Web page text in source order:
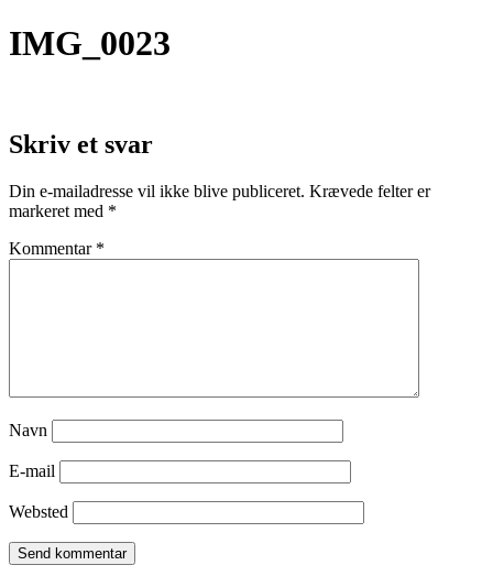
IMG_0023
Skriv et svar
Din e-mailadresse vil ikke blive publiceret. Krævede felter er
markeret med *
Kommentar *
Navn
E-mail
Websted